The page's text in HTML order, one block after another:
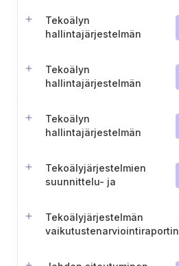
Tekoälyn
hallintajärjestelmän
Tekoälyn
hallintajärjestelmän
Tekoälyn
hallintajärjestelmän
Tekoälyjärjestelmien
suunnittelu- ja
Tekoälyjärjestelmän
vaikutustenarviointiraportin